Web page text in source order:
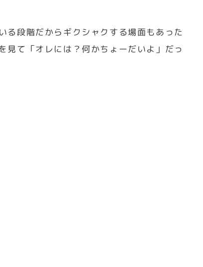
る段階だからギクシャクする場面もあった
見て「オレには？何かちょーだいよ」だっ